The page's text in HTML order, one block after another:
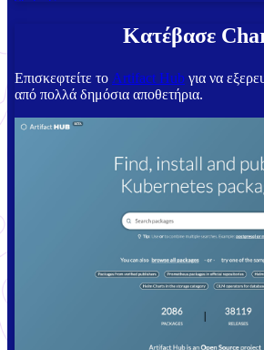
Κατέβασε
Επισκεφτείτε το Artifact Hub για να
από πολλά δημόσια αποθετήρια.